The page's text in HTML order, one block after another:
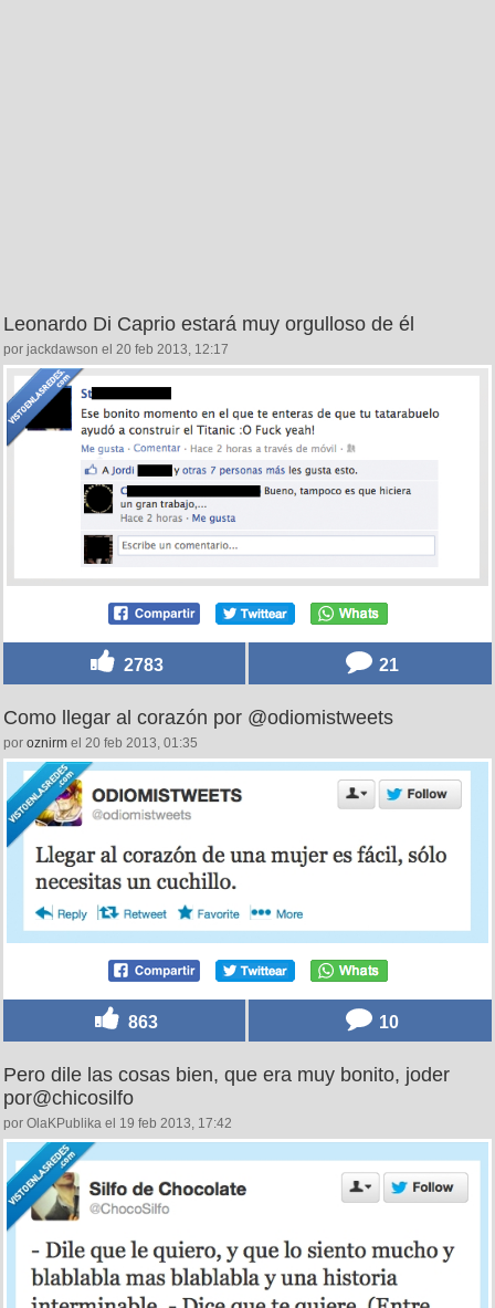
Leonardo Di Caprio estará muy orgulloso de él
por jackdawson el 20 feb 2013, 12:17
2783 21
Como llegar al corazón por @odiomistweets
por oznirm el 20 feb 2013, 01:35
863 10
Pero dile las cosas bien, que era muy bonito, joder
por@chicosilfo
por OlaKPublika el 19 feb 2013, 17:42